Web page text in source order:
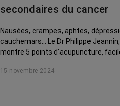
La vie autour
secondaires du cancer
Nausées, crampes, aphtes,
cauchemars... Le Dr Philippe
montre 5 points d’acupuncture,
traitements.
15 novembre 2024